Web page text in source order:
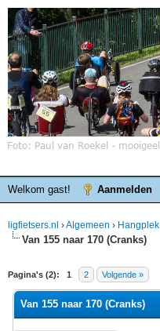
Welkom gast! Aanmelden
ligfietsers.nl ›Algemeen › Hangplek
Van 155 naar 170 (Cranks)
Pagina's (2): 1 2 Volgende »
waardering is 0
Van 155 naar 170 (Cranks)